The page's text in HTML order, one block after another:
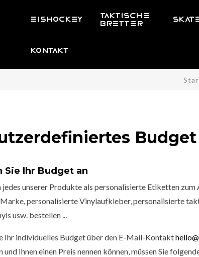
EISHOCKEY
TAKTISCHE
BRETTER
KONTAKT
Budget
Sie Ihr Budget an
jedes unserer Produkte als personalisierte Etiketten
personalisierte Vinylaufkleber, personalisierte
usw. bestellen ...
Ihr individuelles Budget über den E-Mail-Kontakt
und Ihnen einen Preis nennen können, müssen Sie